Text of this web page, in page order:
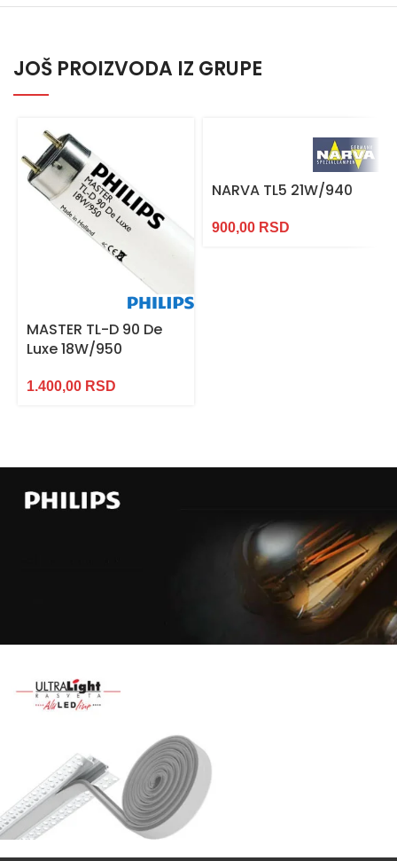
JOŠ PROIZVODA IZ GRUPE
MASTER TL-D 90 De
Luxe 18W/950
1.400,00 RSD
NARVA TL5 21W/940
900,00 RSD
Najveći
izbor
SIJALICA
u
regionu